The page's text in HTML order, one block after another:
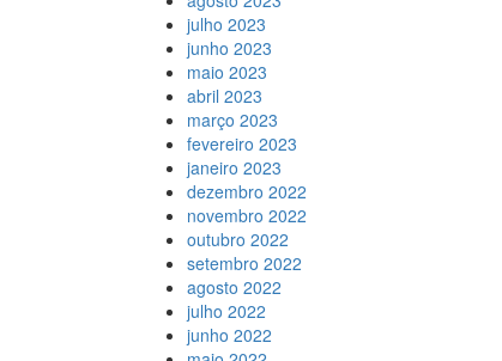
julho 2023
junho 2023
maio 2023
abril 2023
março 2023
fevereiro 2023
janeiro 2023
dezembro 2022
novembro 2022
outubro 2022
setembro 2022
agosto 2022
julho 2022
junho 2022